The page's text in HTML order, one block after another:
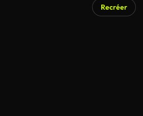
Recréer